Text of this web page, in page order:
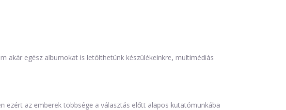
akár egész albumokat is letölthetünk készülékeinkre, multimédiás
ezért az emberek többsége a választás előtt alapos kutatómunkába